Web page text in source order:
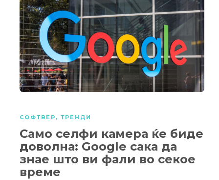
СОФТВЕР , ТРЕНДИ
Само селфи камера ќе биде
доволна: Google сака да
знае што ви фали во секое
време